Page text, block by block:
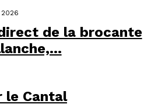
de la brocante
le Cantal